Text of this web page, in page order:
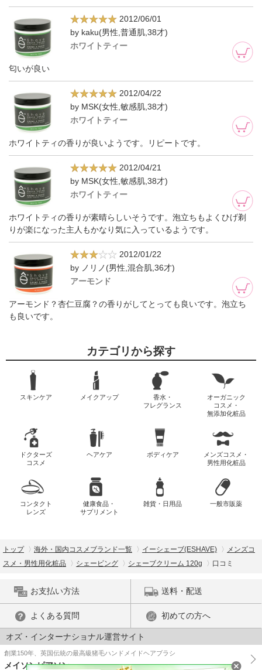
2012/06/01
by kaku(男性,普通肌,38才)
ホワイトティー
匂いが良い
2012/04/22
by MSK(女性,敏感肌,38才)
ホワイトティー
ホワイトティの香りが良いようです。リピートです。
2012/04/21
by MSK(女性,敏感肌,38才)
ホワイトティー
ホワイトティの香りが素晴らしいそうです。泡立ちもよくひげ剃
りが楽になった主人もかなり気に入っているようです。
2012/01/22
by ノリノ(男性,混合肌,36才)
アーモンド
アーモンド？杏仁豆腐？の香りがしてとっても良いです。泡立ち
も良いです。
カテゴリから探す
スキンケア メイクアップ
香水・
フレグランス
オーガニック
コスメ・
無添加化粧品
ドクターズ
コスメ
ヘアケア ボディケア
メンズコスメ・
男性用化粧品
コンタクト
レンズ
健康食品・
サプリメント
雑貨・日用品 一般市販薬
トップ 海外・国内コスメブランド一覧 イーシェーブ(ESHAVE)
メンズコ
スメ・男性用化粧品
シェービング シェーブクリーム 120g 口コミ
お支払い方法 送料・配送
よくある質問 初めての方へ
オズ・インターナショナル運営サイト
創業150年、英国伝統の最高級猪毛ハンドメイドヘアブラシ
メイソンピアソン